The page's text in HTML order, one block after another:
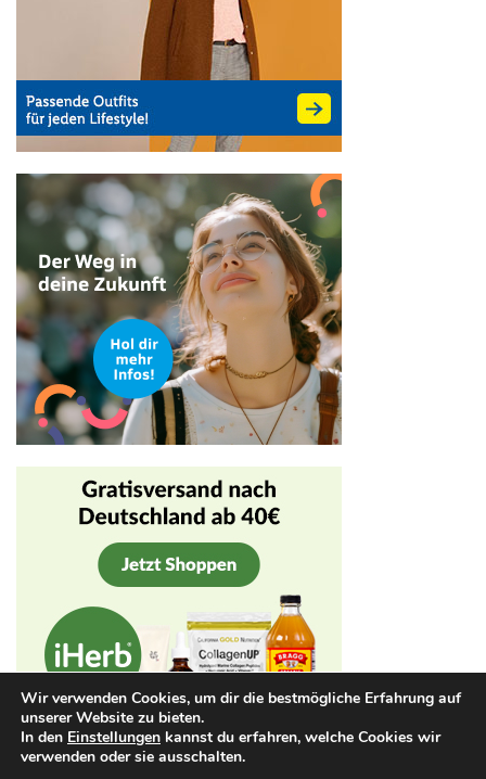
Wir verwenden Cookies, um dir die bestmögliche Erfahrung auf
unserer Website zu bieten.
In den Einstellungen kannst du erfahren, welche Cookies wir
verwenden oder sie ausschalten.